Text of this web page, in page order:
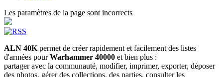
Les paramètres de la page sont incorrects
ALN 40K permet de créer rapidement et facilement des listes
d'armées pourWarhammer 40000 et bien plus :
partager avec la communauté, modifier, imprimer, exporter, déposer
des photos, gérer des collections, des parties, consulter les